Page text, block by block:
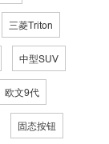
三菱Triton
中型SUV
欧文9代
固态按钮